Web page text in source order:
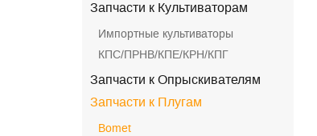
Запчасти к Культиваторам
Импортные культиваторы
КПС/ПРНВ/КПЕ/КРН/КПГ
Запчасти к Опрыскивателям
Запчасти к Плугам
Bomet